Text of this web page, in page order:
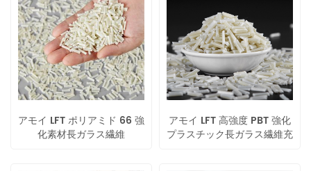
アモイ LFT ポリアミド 66 強
化素材長ガラス繊維
アモイ LFT 高強度 PBT 強化
プラスチック長ガラス繊維充